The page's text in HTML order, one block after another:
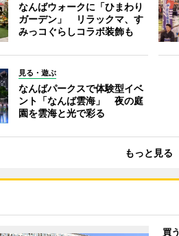
なんばウォークに「ひまわり
ガーデン」 リラックマ、す
みっコぐらしコラボ装飾も
見る・遊ぶ
なんばパークスで体験型イベ
ント「なんば雲海」 夜の庭
園を雲海と光で彩る
もっと見る
買う